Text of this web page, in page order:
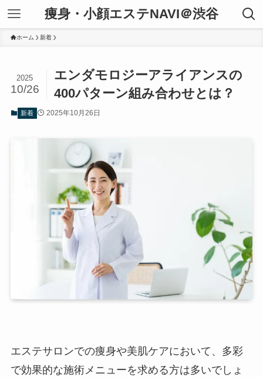
痩身・小顔エステNAVI＠渋谷
ホーム 新着
エンダモロジーアライアンスの
400パターン組み合わせとは？
2025
10/26
新着 2025年10月26日
エステサロンでの痩身や美肌ケアにおいて、多彩
で効果的な施術メニューを求める方は多いでしょ